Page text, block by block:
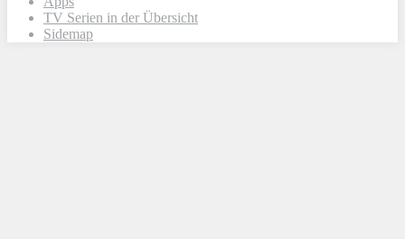
TV Serien in der Übersicht
Sidemap